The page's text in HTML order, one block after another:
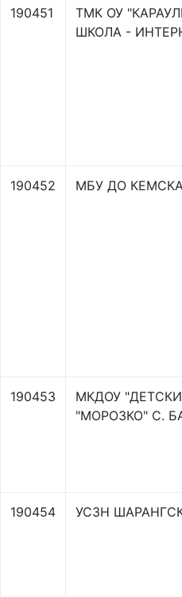
190451
ТМК ОУ
ШКОЛА -
190452 МБУ ДО
190453
МКДОУ
"МОРОЗКО" С.
190454 УСЗН